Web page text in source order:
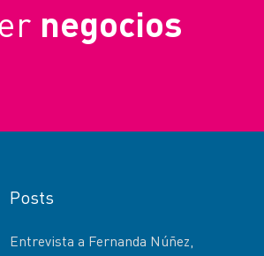
negocios
Posts
Entrevista a Fernanda Núñez,